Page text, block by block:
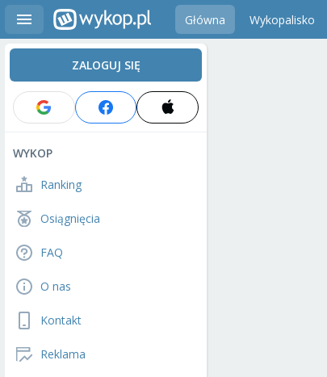
Główna Wykopalisko
ZALOGUJ SIĘ
WYKOP
Ranking
Osiągnięcia
FAQ
O nas
Kontakt
Reklama